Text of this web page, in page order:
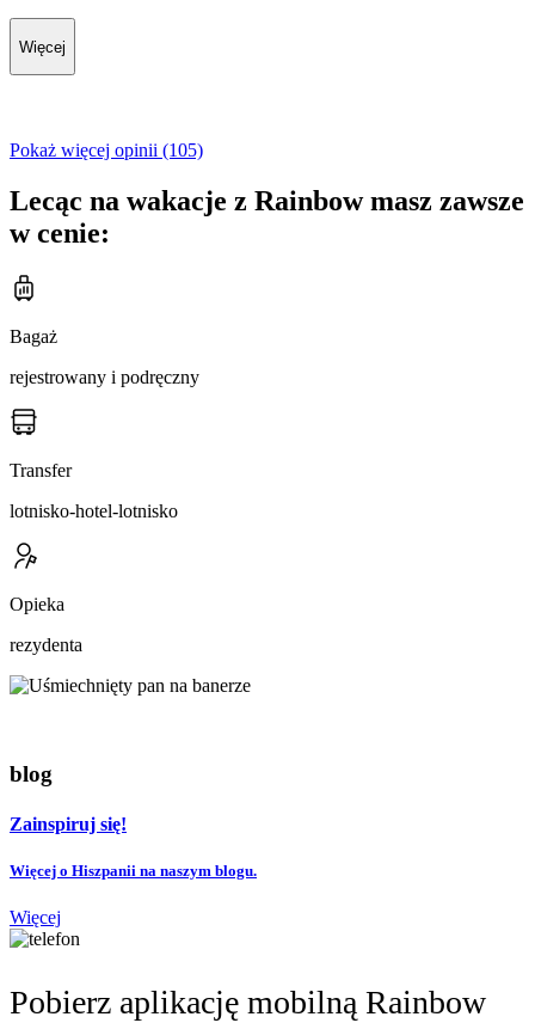
Więcej
Pokaż więcej opinii (105)
Lecąc na wakacje z Rainbow masz zawsze
w cenie:
Bagaż
rejestrowany i podręczny
Transfer
lotnisko-hotel-lotnisko
Opieka
rezydenta
blog
Zainspiruj się!
Więcej o Hiszpanii na naszym blogu.
Więcej
Pobierz aplikację mobilną Rainbow